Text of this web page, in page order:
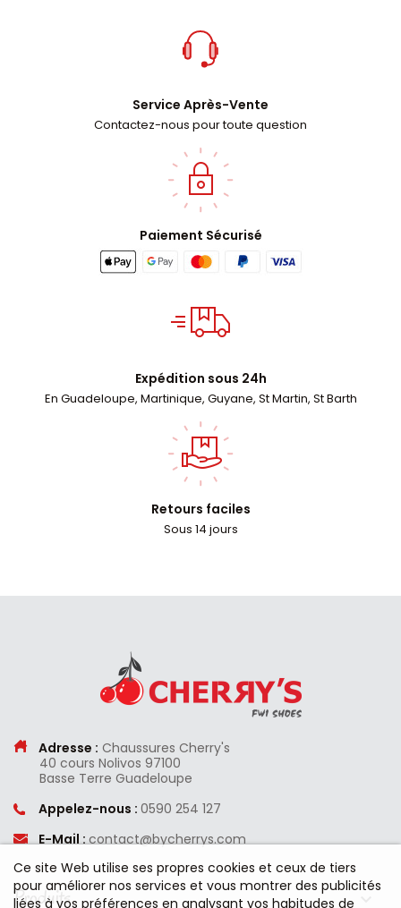
Service Après-Vente
Contactez-nous pour toute question
Paiement Sécurisé
Expédition sous 24h
En Guadeloupe, Martinique, Guyane, St Martin, St Barth
Retours faciles
Sous 14 jours
Adresse : Chaussures Cherry's
40 cours Nolivos 97100
Basse Terre Guadeloupe
Appelez-nous : 0590 254 127
E-Mail : contact@bycherrys.com
Produits
Ce site Web utilise ses propres cookies et ceux de tiers
pour améliorer nos services et vous montrer des publicités
liées à vos préférences en analysant vos habitudes de